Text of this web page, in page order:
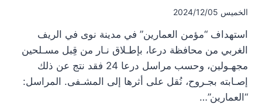
الخميس 2024/12/05
استهداف “مؤمن العمارين” في مدينة نوى في الريف
الغربي من محافظة درعا، بإطـلاق نـار من قِبل مسـلحين
مجهـولين، وحسب مراسل درعا 24 فقد نتج عن ذلك
إصـابته بجـروح، نُقل على أثرها إلى المشـفى. المراسل:
“العمارين”…